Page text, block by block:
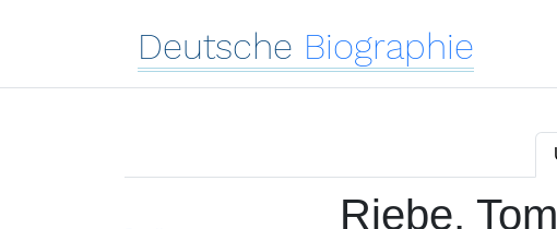
Deutsche Biographie
Riebe, Tom